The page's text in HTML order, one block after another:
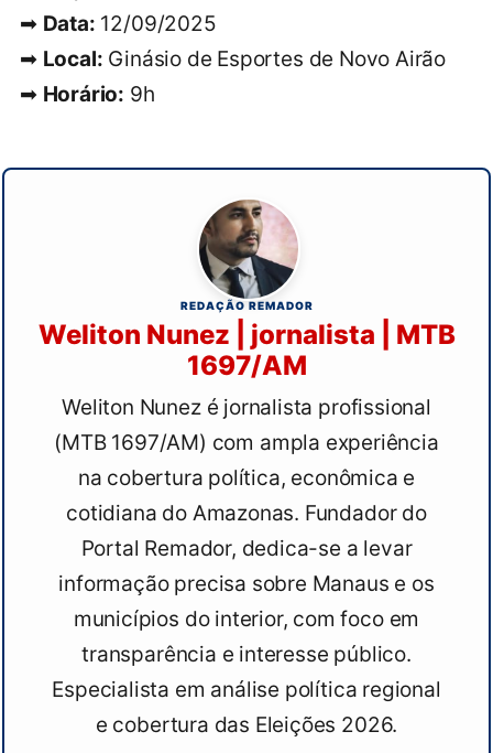
➡ Data: 12/09/2025
➡ Local: Ginásio de Esportes de Novo Airão
➡ Horário: 9h
REDAÇÃO REMADOR
Weliton Nunez | jornalista | MTB
1697/AM
Weliton Nunez é jornalista profissional
(MTB 1697/AM) com ampla experiência
na cobertura política, econômica e
cotidiana do Amazonas. Fundador do
Portal Remador, dedica-se a levar
informação precisa sobre Manaus e os
municípios do interior, com foco em
transparência e interesse público.
Especialista em análise política regional
e cobertura das Eleições 2026.